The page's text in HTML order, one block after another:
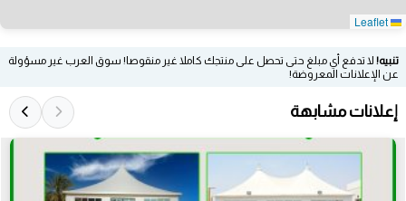
تنبيه! لا تدفع أي مبلغ حتى تحصل على منتجك كاملا غير منقوصا! سوق العرب غير مسؤولة
عن الإعلانات المعروضة!
إعلانات مشابهة